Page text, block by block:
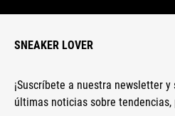
SNEAKER LOVER
¡Suscríbete a nuestra newsletter
últimas noticias sobre tendencias,